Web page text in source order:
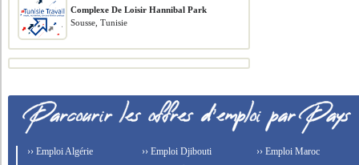
Complexe De Loisir Hannibal Park
Sousse, Tunisie
›› Emploi Algérie
›› Emploi Djibouti
›› Emploi Maroc